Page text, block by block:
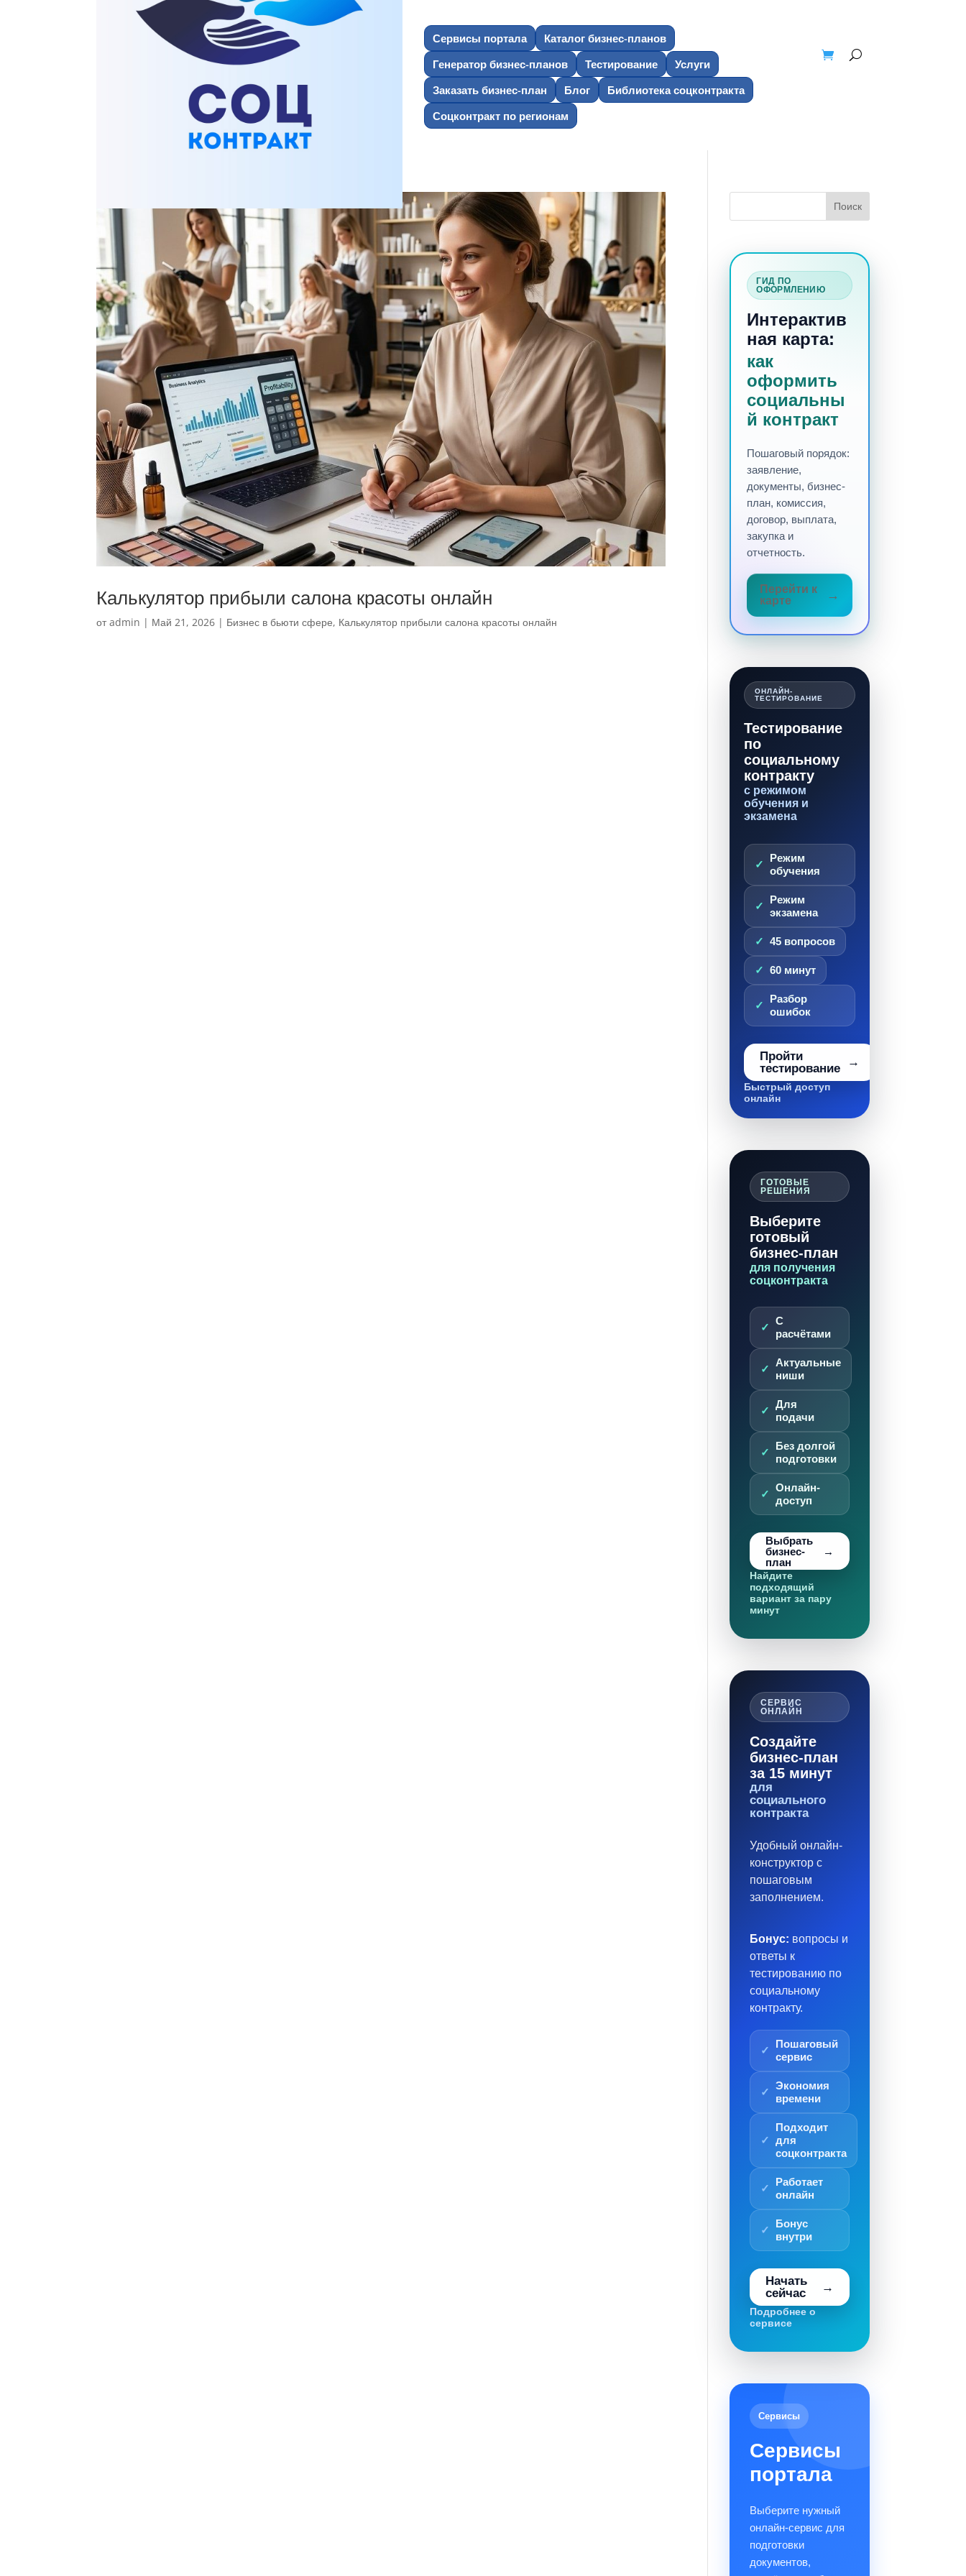
Сервисы портала
Каталог бизнес-планов
Генератор бизнес-планов
Тестирование
Услуги
Заказать бизнес-план
Блог
Библиотека соцконтракта
Соцконтракт по регионам
Калькулятор прибыли салона красоты онлайн
отadmin | Май 21, 2026 | Бизнес в бьюти сфере, Калькулятор прибыли салона красоты онлайн
ГИД ПО
ОФОРМЛЕНИЮ
Интерактив
ная карта:
как
оформить
социальны
й контракт
Пошаговый порядок:
заявление,
документы, бизнес-
план, комиссия,
договор, выплата,
закупка и
отчетность.
Перейти к
карте
ОНЛАЙН-
ТЕСТИРОВАНИЕ
Тестирование
по
социальному
контракту
с режимом
обучения и
экзамена
Режим
обучения
Режим
экзамена
45 вопросов
60 минут
Разбор
ошибок
Пройти
тестирование
Быстрый доступ
онлайн
ГОТОВЫЕ
РЕШЕНИЯ
Выберите
готовый
бизнес-план
для получения
соцконтракта
С
расчётами
Актуальные
ниши
Для
подачи
Без долгой
подготовки
Онлайн-
доступ
Выбрать
бизнес-
план
Найдите
подходящий
вариант за пару
минут
СЕРВИС
ОНЛАЙН
Создайте
бизнес-план
за 15 минут
для
социального
контракта
Удобный онлайн-
конструктор с
пошаговым
заполнением.
Бонус: вопросы и
ответы к
тестированию по
социальному
контракту.
Пошаговый
сервис
Экономия
времени
Подходит
для
соцконтракта
Работает
онлайн
Бонус
внутри
Начать
сейчас
Подробнее о
сервисе
Сервисы
Сервисы
портала
Выберите нужный
онлайн-сервис для
подготовки
документов,